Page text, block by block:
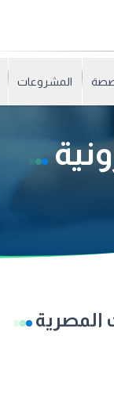
المشروعات
المصرية